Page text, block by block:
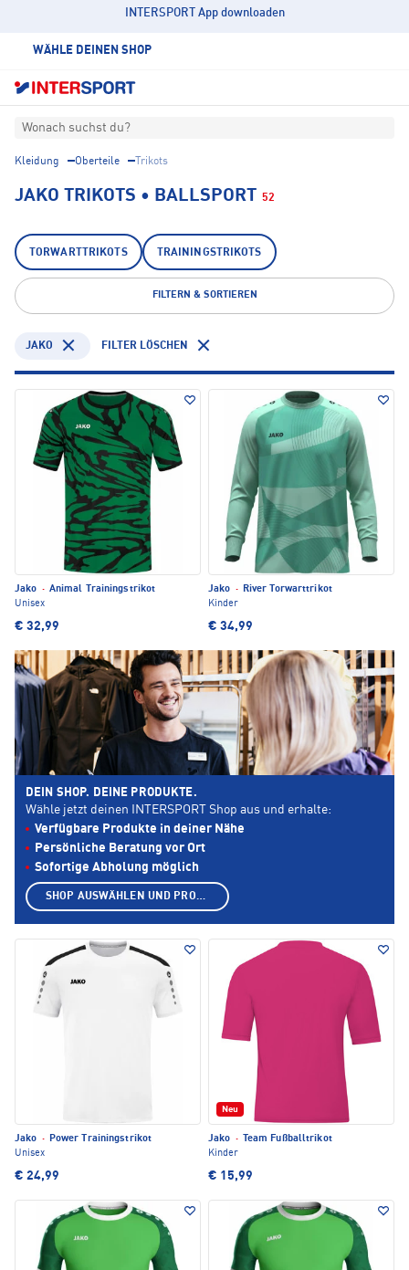
INTERSPORT App downloaden
WÄHLE DEINEN SHOP
Wonach suchst du?
Kleidung Oberteile Trikots
JAKO TRIKOTS • BALLSPORT 52
TORWARTTRIKOTS TRAININGSTRIKOTS
FILTERN & SORTIEREN
JAKO FILTER LÖSCHEN
Jako · Animal Trainingstrikot
Unisex
€ 32,99
Jako ·
River Torwarttrikot
Kinder
€ 34,99
Jako · Power Trainingstrikot
Unisex
€ 24,99
Neu
Jako ·
Team Fußballtrikot
Kinder
€ 15,99
DEIN SHOP. DEINE PRODUKTE.
Wähle jetzt deinen INTERSPORT Shop aus und erhalte:
Verfügbare Produkte in deiner Nähe
Persönliche Beratung vor Ort
Sofortige Abholung möglich
SHOP AUSWÄHLEN UND PRODUKTE ANZEIGEN